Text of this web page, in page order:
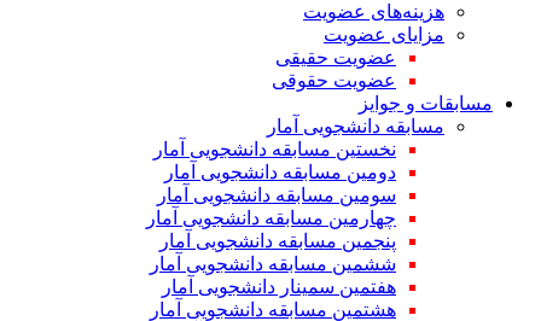
هزینه‌های عضویت
مزایای عضویت
عضویت حقیقی
عضویت حقوقی
مسابقات و جوایز
مسابقه دانشجویی آمار
نخستین مسابقه دانشجویی آمار
دومین مسابقه دانشجویی آمار
سومین مسابقه دانشجویی آمار
چهارمین مسابقه دانشجویی آمار
پنجمین مسابقه دانشجویی آمار
ششمین مسابقه دانشجویی آمار
هفتمین سمینار دانشجویی آمار
هشتمین مسابقه دانشجویی آمار